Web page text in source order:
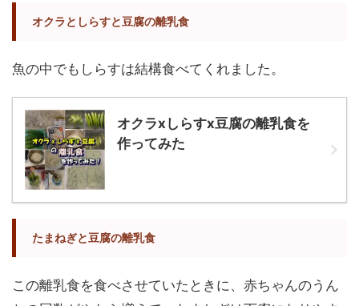
オクラとしらすと豆腐の離乳食
魚の中でもしらすは結構食べてくれました。
オクラxしらすx豆腐の離乳食を
作ってみた
たまねぎと豆腐の離乳食
この離乳食を食べさせていたときに、赤ちゃんのうん